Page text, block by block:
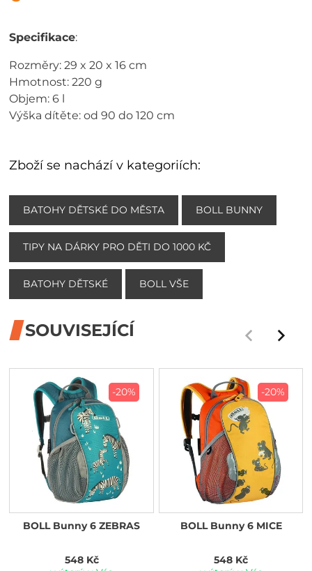
Specifikace:
Rozměry: 29 x 20 x 16 cm
Hmotnost: 220 g
Objem: 6 l
Výška dítěte: od 90 do 120 cm
Zboží se nachází v kategoriích:
BATOHY DĚTSKÉ DO MĚSTA BOLL BUNNY
TIPY NA DÁRKY PRO DĚTI DO 1000 KČ
BATOHY DĚTSKÉ BOLL VŠE
SOUVISEJÍCÍ
-20%
BOLL Bunny 6 ZEBRAS
548 Kč
-20%
BOLL Bunny 6 MICE
548 Kč